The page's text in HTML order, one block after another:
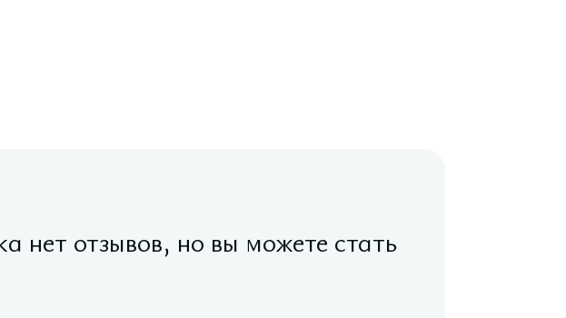
нет отзывов, но вы можете стать